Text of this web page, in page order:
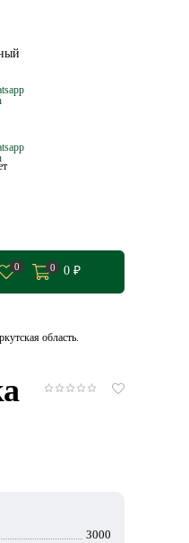
0 0 0 ₽
область.
3000